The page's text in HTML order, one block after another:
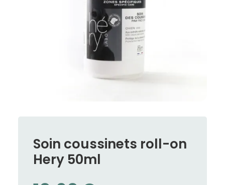
Soin coussinets roll-on
Hery 50ml